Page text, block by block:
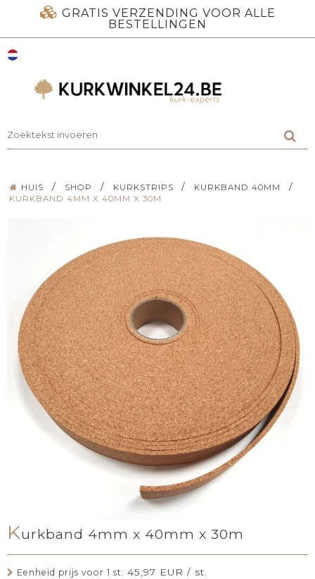
GRATIS VERZENDING VOOR ALLE
BESTELLINGEN
HUIS / SHOP / KURKSTRIPS / KURKBAND 40MM /
KURKBAND 4MM X 40MM X 30M
Kurkband 4mm x 40mm x 30m
Eenheid prijs voor 1 st. 45,97 EUR / st.